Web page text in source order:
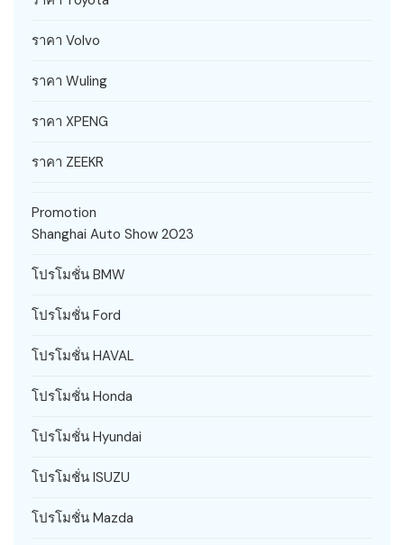
ราคา Volvo
ราคา Wuling
ราคา XPENG
ราคา ZEEKR
Promotion
Shanghai Auto Show 2023
โปรโมชั่น BMW
โปรโมชั่น Ford
โปรโมชั่น HAVAL
โปรโมชั่น Honda
โปรโมชั่น Hyundai
โปรโมชั่น ISUZU
โปรโมชั่น Mazda